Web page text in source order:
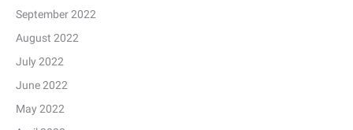
September 2022
August 2022
July 2022
June 2022
May 2022